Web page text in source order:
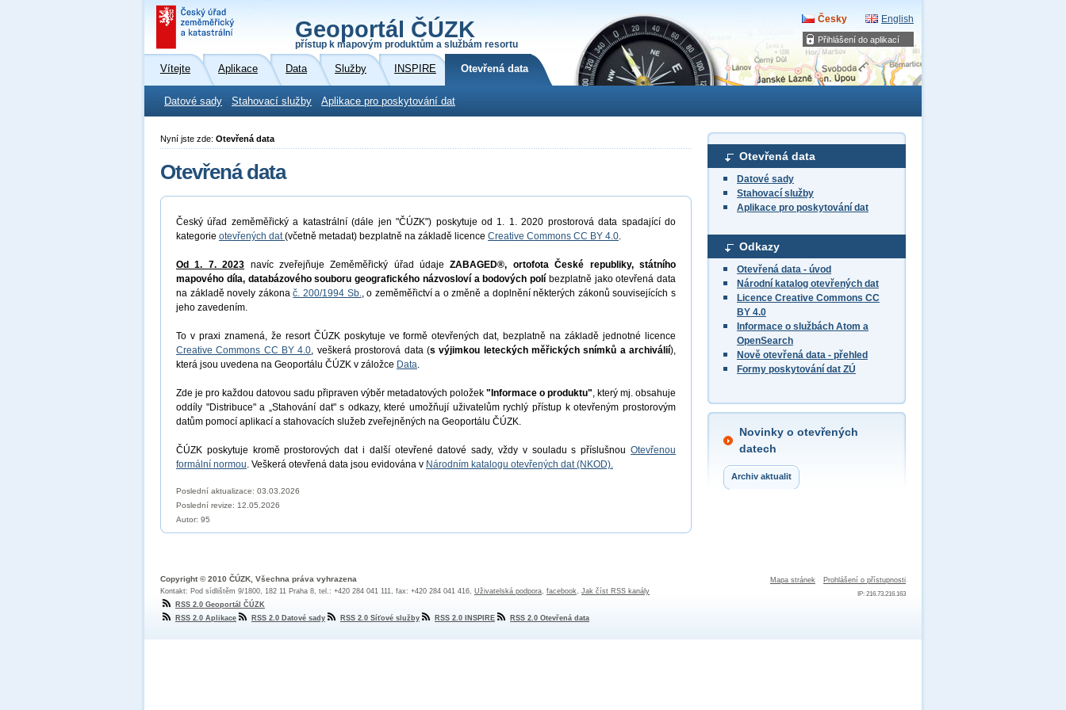
Přihlášení do aplikací
Geoportál ČÚZK
přístup k mapovým produktům a službám resortu
Česky English
Vítejte Aplikace Data Služby INSPIRE Otevřená data
Datové sady Stahovací služby Aplikace pro poskytování dat
Otevřená data
Datové sady
Stahovací služby
Aplikace pro poskytování dat
Odkazy
Otevřená data - úvod
Národní katalog otevřených dat
Licence Creative Commons CC
BY 4.0
Informace o službách Atom a
OpenSearch
Nově otevřená data - přehled
Formy poskytování dat ZÚ
Novinky o otevřených
datech
Archiv aktualit
Nyní jste zde: Otevřená data
Otevřená data
Český úřad zeměměřický a katastrální (dále jen "ČÚZK") poskytuje od 1. 1. 2020 prostorová data spadající do
kategorie otevřených dat(včetně metadat) bezplatně na základě licence Creative Commons CC BY 4.0.
Od 1. 7. 2023 navíc zveřejňuje Zeměměřický úřad údajeZABAGED®, ortofota České republiky, státního
mapového díla, databázového souboru geografického názvosloví a bodových polí bezplatně jako otevřená data
na základě novely zákonač. 200/1994 Sb., o zeměměřictví a o změně a doplnění některých zákonů souvisejících s
jeho zavedením.
To v praxi znamená, že resort ČÚZK poskytuje ve formě otevřených dat, bezplatně na základě jednotné licence
Creative Commons CC BY 4.0, veškerá prostorová data (s výjimkou leteckých měřických snímků a archiválií),
která jsou uvedena na Geoportálu ČÚZK v záložce Data.
Zde je pro každou datovou sadu připraven výběr metadatových položek "Informace o produktu", který mj. obsahuje
oddíly "Distribuce" a „Stahování dat" s odkazy, které umožňují uživatelům rychlý přístup k otevřeným prostorovým
datům pomocí aplikací a stahovacích služeb zveřejněných na Geoportálu ČÚZK.
ČÚZK poskytuje kromě prostorových dat i další otevřené datové sady, vždy v souladu s příslušnou Otevřenou
formální normou. Veškerá otevřená data jsou evidována v Národním katalogu otevřených dat (NKOD).
Poslední aktualizace: 03.03.2026
Poslední revize: 12.05.2026
Autor: 95
Mapa stránek Prohlášení o přístupnosti
IP: 216.73.216.163
Copyright © 2010 ČÚZK, Všechna práva vyhrazena
Kontakt: Pod sídlištěm 9/1800, 182 11 Praha 8, tel.: +420 284 041 111, fax: +420 284 041 416, Uživatelská podpora, facebook, Jak číst RSS kanály
RSS 2.0 Geoportál ČÚZK
RSS 2.0 Aplikace
RSS 2.0 Datové sady RSS 2.0 Síťové služby RSS 2.0 INSPIRE RSS 2.0 Otevřená data